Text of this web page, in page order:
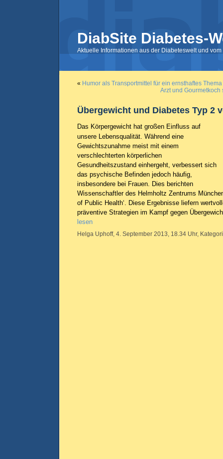
DiabSite Diabetes-
Aktuelle Informationen aus der Diabeteswelt und
« Humor als Transportmittel für ein ernsthaftes Thema
Arzt und
Übergewicht und Diabetes Typ 2
Das Körpergewicht hat großen Einfluss auf
unsere Lebensqualität. Während eine
Gewichtszunahme meist mit einem
verschlechterten körperlichen
Gesundheitszustand einhergeht, verbessert sich
das psychische Befinden jedoch häufig,
insbesondere bei Frauen. Dies berichten
Wissenschaftler des Helmholtz Zentrums
of Public Health‘. Diese Ergebnisse liefern
präventive Strategien im Kampf gegen
lesen
Helga Uphoff, 4. September 2013, 18.34 Uhr,